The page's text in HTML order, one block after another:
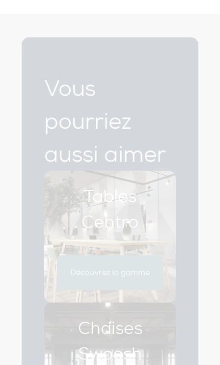
Vous
pourriez
aussi aimer
Tables
Centro
Découvrez la gamme
Chaises
Swoosh